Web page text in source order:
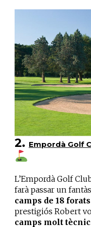
2. Empordà Golf
L’Empordà Golf
farà passar un
camps de 18 forats
prestigiós Robert
camps molt